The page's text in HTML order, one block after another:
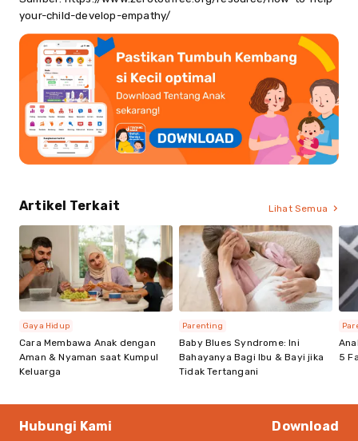
your-child-develop-empathy/
Artikel Terkait Lihat Semua
Cara Membawa Anak dengan
Aman & Nyaman saat Kumpul
Keluarga
Gaya Hidup
Baby Blues Syndrome: Ini
Bahayanya Bagi Ibu & Bayi jika
Tidak Tertangani
Parenting
5
Hubungi Kami Download